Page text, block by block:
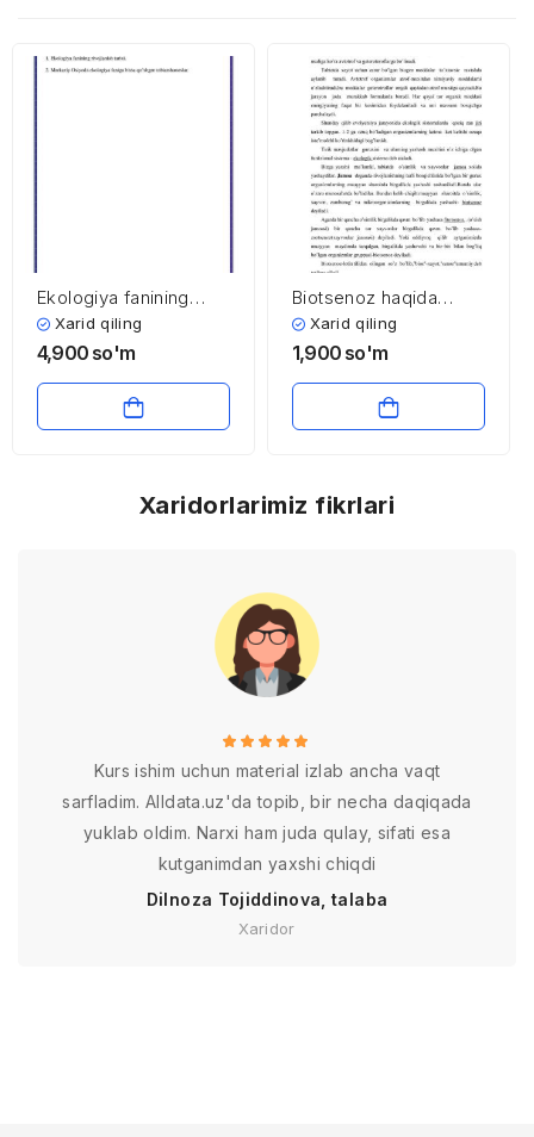
Ekologiya fanining
rivojlanishida O’rta
Osiyo olimlarining ro’li
Xarid qiling
4,900 so'm
Biotsenoz haqida
tushuncha
Xarid qiling
1,900 so'm
Xaridorlarimiz fikrlari
Kurs ishim uchun material izlab ancha vaqt
sarfladim. Alldata.uz'da topib, bir necha daqiqada
yuklab oldim. Narxi ham juda qulay, sifati esa
kutganimdan yaxshi chiqdi
Dilnoza Tojiddinova, talaba
Xaridor